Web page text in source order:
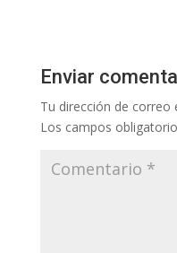
Enviar
Tu dirección de correo
Los campos